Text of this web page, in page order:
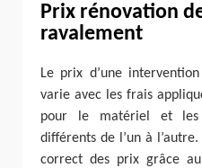
Prix rénovation
ravalement
Le prix d’une
varie avec les frais
pour le matériel et les
différents de l’un à
correct des prix grâce